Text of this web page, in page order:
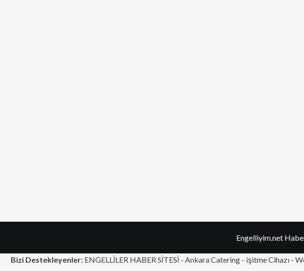
Engelliyim.net
Bizi Destekleyenler: ENGELLİLER HABER SİTESİ - Ankara Catering - işitme Cihazı -